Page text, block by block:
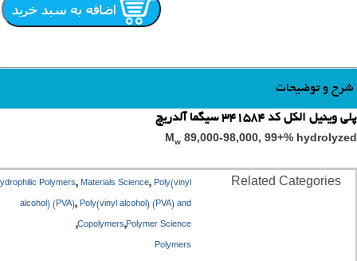
شرح و توضیحات
پلی وینیل الکل کد 341584 سیگما آلدریچ
Mw 89,000-98,000, 99+% hydrolyzed
Related Categories
Polymers, Materials Science, Poly(vinyl
alcohol) (PVA), Poly(vinyl alcohol) (PVA) and
Copolymers,Polymer Science
,
Polymers